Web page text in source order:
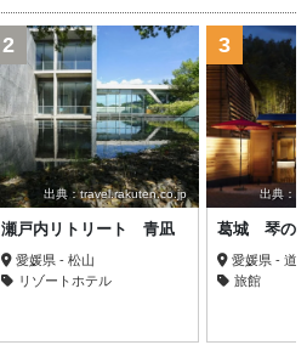
出典：travel.rakuten.co.jp
2
瀬戸内リトリート 青凪
愛媛県 - 松山
リゾートホテル
出典：
3
葛城 琴の
愛媛県 - 道
旅館